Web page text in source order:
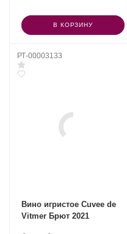
В КОРЗИНУ
РТ-00003133
Вино игристое Cuvee de
Vitmer Брют 2021